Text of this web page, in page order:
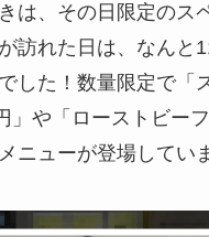
は、その日限定のス
訪れた日は、なんと
した！数量限定で「
」や「ローストビー
ニューが登場してい